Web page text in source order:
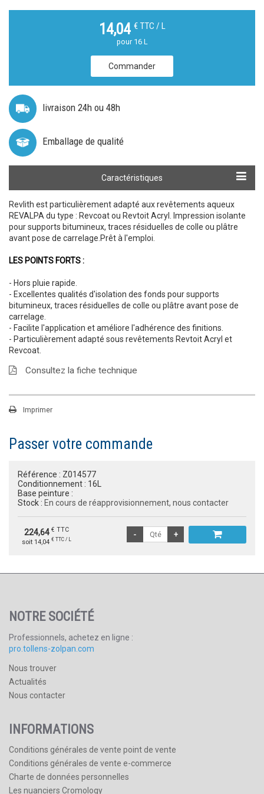
14,04 € TTC / L
pour 16 L
Commander
livraison 24h ou 48h
Emballage de qualité
Caractéristiques
Calculer ma quantité
Revlith est particulièrement adapté aux revêtements aqueux
REVALPA du type : Revcoat ou Revtoit Acryl. Impression isolante
pour supports bitumineux, traces résiduelles de colle ou plâtre
avant pose de carrelage.Prêt à l'emploi.
LES POINTS FORTS :
- Hors pluie rapide.
- Excellentes qualités d'isolation des fonds pour supports
bitumineux, traces résiduelles de colle ou plâtre avant pose de
carrelage.
- Facilite l'application et améliore l'adhérence des finitions.
- Particulièrement adapté sous revêtements Revtoit Acryl et
Revcoat.
Consultez la fiche technique
Imprimer
Passer votre commande
Référence : Z014577
Conditionnement : 16L
Base peinture :
Stock : En cours de réapprovisionnement, nous contacter
224,64 € TTC
soit 14,04 € TTC / L
NOTRE SOCIÉTÉ
Professionnels, achetez en ligne :
pro.tollens-zolpan.com
Nous trouver
Actualités
Nous contacter
INFORMATIONS
Conditions générales de vente point de vente
Conditions générales de vente e-commerce
Charte de données personnelles
Les nuanciers Cromology